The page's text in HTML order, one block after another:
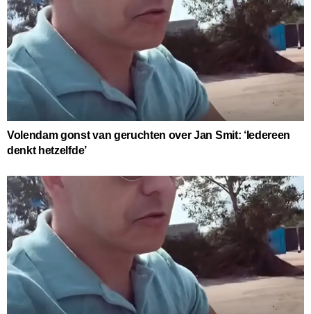
Volendam gonst van geruchten over Jan Smit: ‘Iedereen
denkt hetzelfde’